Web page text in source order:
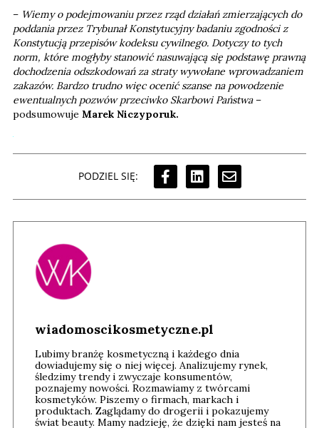
– Wiemy o podejmowaniu przez rząd działań zmierzających do
poddania przez Trybunał Konstytucyjny badaniu zgodności z
Konstytucją przepisów kodeksu cywilnego. Dotyczy to tych
norm, które mogłyby stanowić nasuwającą się podstawę prawną
dochodzenia odszkodowań za straty wywołane wprowadzaniem
zakazów. Bardzo trudno więc ocenić szanse na powodzenie
ewentualnych pozwów przeciwko Skarbowi Państwa–
podsumowuje Marek Niczyporuk.
PODZIEL SIĘ:
wiadomoscikosmetyczne.pl
Lubimy branżę kosmetyczną i każdego dnia
dowiadujemy się o niej więcej. Analizujemy rynek,
śledzimy trendy i zwyczaje konsumentów,
poznajemy nowości. Rozmawiamy z twórcami
kosmetyków. Piszemy o firmach, markach i
produktach. Zaglądamy do drogerii i pokazujemy
świat beauty. Mamy nadzieję, że dzięki nam jesteś na